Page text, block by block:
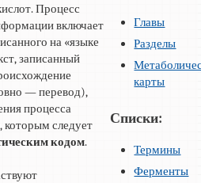
Процесс
включает
на «языке
записанный
— перевод),
процесса
которым следует
кодом.
Главы
Разделы
карты
Списки:
Термины
Ферменты